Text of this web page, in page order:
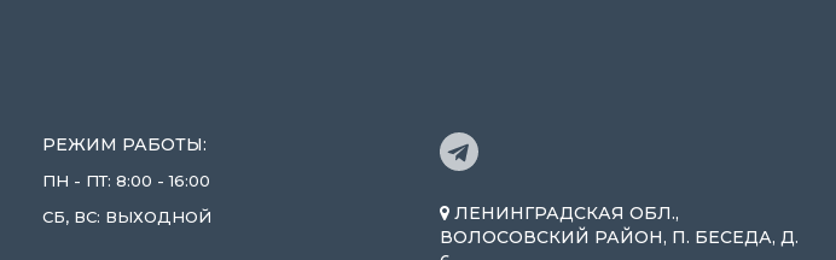
РЕЖИМ РАБОТЫ:
ПН - ПТ: 8:00 - 16:00
СБ, ВС: ВЫХОДНОЙ
ЛЕНИНГРАДСКАЯ ОБЛ.,
ВОЛОСОВСКИЙ РАЙОН, П. БЕСЕДА, Д.